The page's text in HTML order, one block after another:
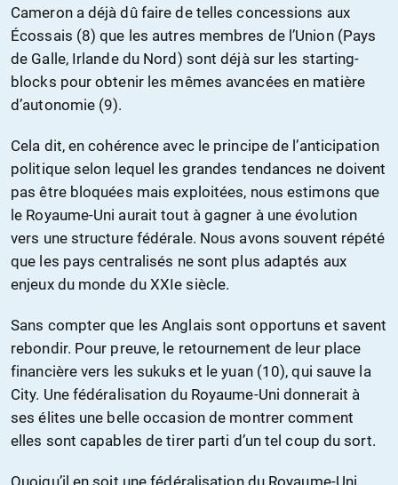
Cameron a déjà dû faire de telles concessions aux
Écossais (8) que les autres membres de l’Union (Pays
de Galle, Irlande du Nord) sont déjà sur les starting-
blocks pour obtenir les mêmes avancées en matière
d’autonomie (9).
Cela dit, en cohérence avec le principe de l’anticipation
politique selon lequel les grandes tendances ne doivent
pas être bloquées mais exploitées, nous estimons que
le Royaume-Uni aurait tout à gagner à une évolution
vers une structure fédérale. Nous avons souvent répété
que les pays centralisés ne sont plus adaptés aux
enjeux du monde du XXIe siècle.
Sans compter que les Anglais sont opportuns et savent
rebondir. Pour preuve, le retournement de leur place
financière vers les sukuks et le yuan (10), qui sauve la
City. Une fédéralisation du Royaume-Uni donnerait à
ses élites une belle occasion de montrer comment
elles sont capables de tirer parti d’un tel coup du sort.